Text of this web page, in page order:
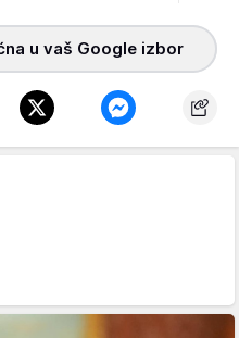
u vaš Google izbor